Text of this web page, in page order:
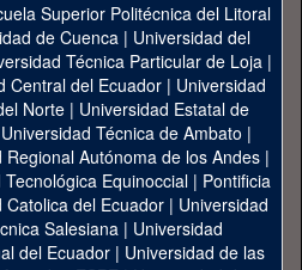
Superior Politécnica del Litoral
de Cuenca| Universidad del
Técnica Particular de Loja|
Central del Ecuador| Universidad
Norte | Universidad Estatal de
Universidad Técnica de Ambato |
Regional Autónoma de los Andes|
Tecnológica Equinoccial| Pontificia
Catolica del Ecuador | Universidad
Salesiana | Universidad
del Ecuador | Universidad de las